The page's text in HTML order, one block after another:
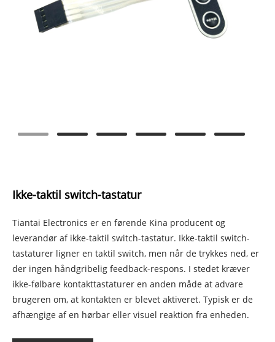
Ikke-taktil switch-tastatur
Tiantai Electronics er en førende Kina producent og
leverandør af ikke-taktil switch-tastatur. Ikke-taktil switch-
tastaturer ligner en taktil switch, men når de trykkes ned, er
der ingen håndgribelig feedback-respons. I stedet kræver
ikke-følbare kontakttastaturer en anden måde at advare
brugeren om, at kontakten er blevet aktiveret. Typisk er de
afhængige af en hørbar eller visuel reaktion fra enheden.